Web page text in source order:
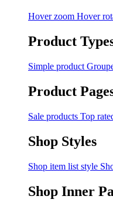
Hover zoom Hover
Product
Simple product
Product
Sale products Top
Shop Styles
Shop item list style
Shop Inner